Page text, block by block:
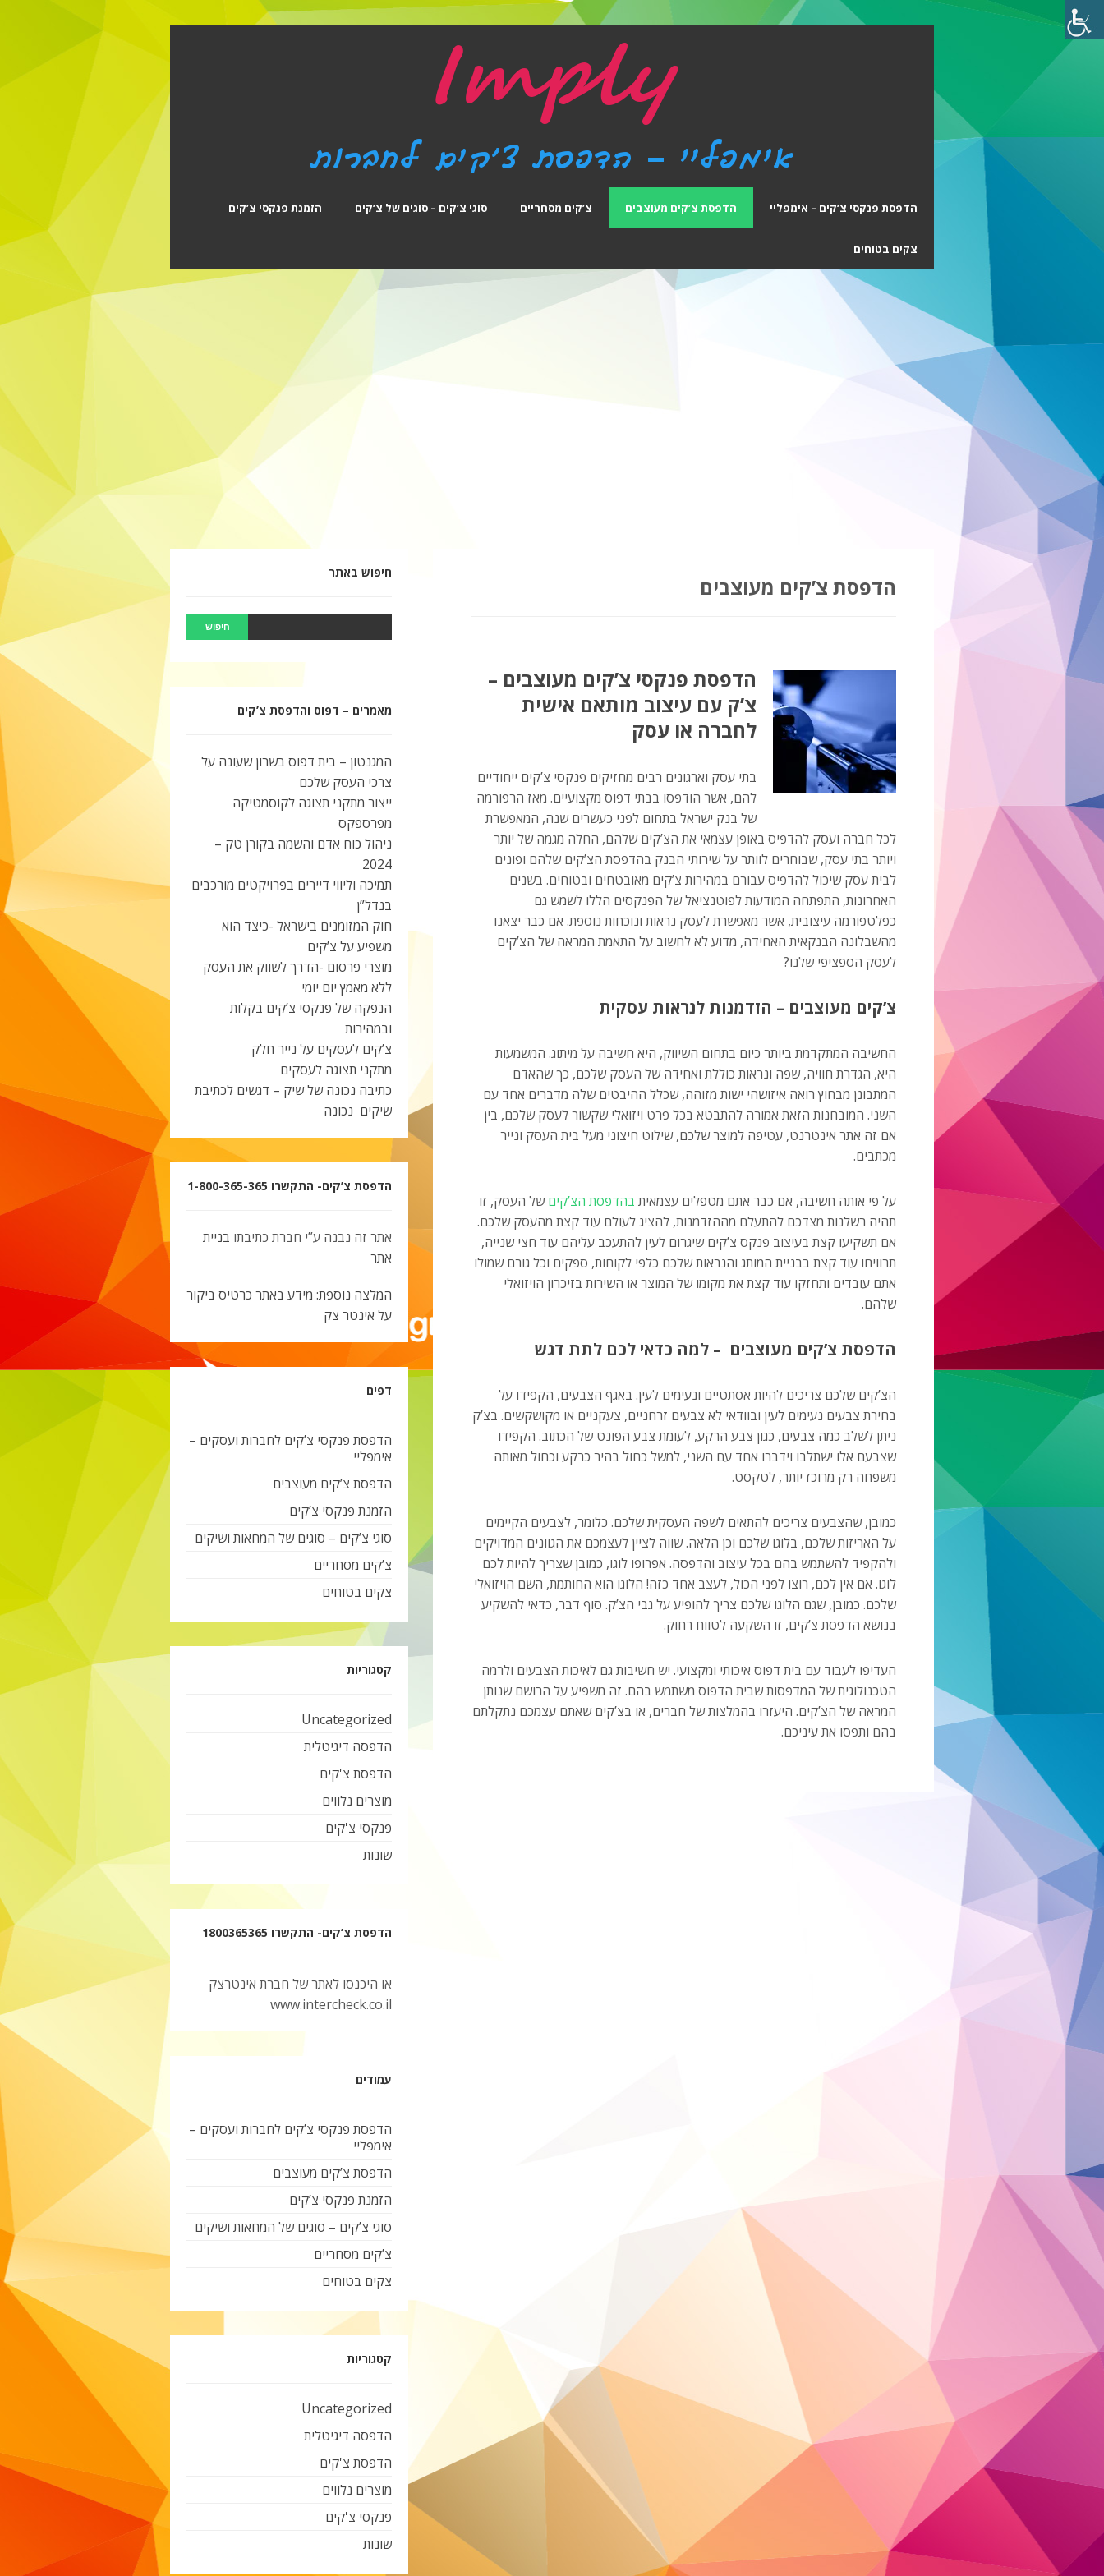
הדפסת פנקסי צ’קים – אימפליי הדפסת צ’קים מעוצבים צ’קים מסחריים סוגי צ’קים – סוגים של צ’קים הזמנת פנקסי צ’קים
צקים בטוחים
הדפסת צ’קים מעוצבים
הדפסת פנקסי צ’קים מעוצבים –
צ’ק עם עיצוב מותאם אישית
לחברה או עסק
בתי עסק וארגונים רבים מחזיקים פנקסי צ’קים ייחודיים
להם, אשר הודפסו בבתי דפוס מקצועיים. מאז הרפורמה
של בנק ישראל בתחום לפני כעשרים שנה, המאפשרת
לכל חברה ועסק להדפיס באופן עצמאי את הצ’קים שלהם, החלה מגמה של יותר
ויותר בתי עסק, שבוחרים לוותר על שירותי הבנק בהדפסת הצ’קים שלהם ופונים
לבית עסק שיכול להדפיס עבורם במהירות צ’קים מאובטחים ובטוחים. בשנים
האחרונות, התפתחה המודעות לפוטנציאל של הפנקסים הללו לשמש גם
כפלטפורמה עיצובית, אשר מאפשרת לעסק נראות ונוכחות נוספת. אם כבר יצאנו
מהשבלונה הבנקאית האחידה, מדוע לא לחשוב על התאמת המראה של הצ’קים
לעסק הספציפי שלנו?
צ’קים מעוצבים – הזדמנות לנראות עסקית
החשיבה המתקדמת ביותר כיום בתחום השיווק, היא חשיבה על מיתוג. המשמעות
היא, הגדרת חוויה, שפה ונראות כוללת ואחידה של העסק שלכם, כך שהאדם
המתבונן מבחוץ רואה איזושהי ישות מזוהה, שכלל ההיבטים שלה מדברים אחד עם
השני. המובחנות הזאת אמורה להתבטא בכל פרט ויזואלי שקשור לעסק שלכם, בין
אם זה אתר אינטרנט, עטיפה למוצר שלכם, שילוט חיצוני מעל בית העסק ונייר
מכתבים.
על פי אותה חשיבה, אם כבר אתם מטפלים עצמאית בהדפסת הצ’קים של העסק, זו
תהיה רשלנות מצדכם להתעלם מההזדמנות, להציג לעולם עוד קצת מהעסק שלכם.
אם תשקיעו קצת בעיצוב פנקס צ’קים שיגרום לעין להתעכב עליהם עוד חצי שנייה,
תרוויחו עוד קצת בבניית המותג והנראות שלכם כלפי לקוחות, ספקים וכל גורם שמולו
אתם עובדים ותחזקו עוד קצת את מקומו של המוצר או השירות בזיכרון הויזואלי
שלהם.
הדפסת צ’קים מעוצבים – למה כדאי לכם לתת דגש
הצ’קים שלכם צריכים להיות אסתטיים ונעימים לעין. באגף הצבעים, הקפידו על
בחירת צבעים נעימים לעין ובוודאי לא צבעים זרחניים, צעקניים או מקושקשים. בצ’ק
ניתן לשלב כמה צבעים, כגון צבע הרקע, לעומת צבע הפונט של הכתוב. הקפידו
שצבעם אלו ישתלבו וידברו אחד עם השני, למשל כחול בהיר כרקע וכחול מאותה
משפחה רק מרוכז יותר, לטקסט.
כמובן, שהצבעים צריכים להתאים לשפה העסקית שלכם. כלומר, לצבעים הקיימים
על האריזות שלכם, בלוגו שלכם וכן הלאה. שווה לציין לעצמכם את הגוונים המדויקים
ולהקפיד להשתמש בהם בכל עיצוב והדפסה. אפרופו לוגו, כמובן שצריך להיות לכם
לוגו. אם אין לכם, רוצו לפני הכול, לעצב אחד כזה! הלוגו הוא החותמת, השם הויזואלי
שלכם. כמובן, שגם הלוגו שלכם צריך להופיע על גבי הצ’ק. סוף דבר, כדאי להשקיע
בנושא הדפסת צ’קים, זו השקעה לטווח רחוק.
העדיפו לעבוד עם בית דפוס איכותי ומקצועי. יש חשיבות גם לאיכות הצבעים ולרמה
הטכנולוגית של המדפסות שבית הדפוס משתמש בהם. זה משפיע על הרושם שנותן
המראה של הצ’קים. היעזרו בהמלצות של חברים, או בצ’קים שאתם עצמכם נתקלתם
בהם ותפסו את עיניכם.
חיפוש באתר
מאמרים – דפוס והדפסת צ’קים
המגנטון – בית דפוס בשרון שעונה על
צרכי העסק שלכם
ייצור מתקני תצוגה לקוסמטיקה
מפרספקס
ניהול כוח אדם והשמה בקורן טק –
2024
תמיכה וליווי דיירים בפרויקטים מורכבים
בנדל”ן
חוק המזומנים בישראל -כיצד הוא
משפיע על צ’קים
מוצרי פרסום -הדרך לשווק את העסק
ללא מאמץ יום יומי
הנפקה של פנקסי צ’קים בקלות
ובמהירות
צ’קים לעסקים על נייר חלק
מתקני תצוגה לעסקים
כתיבה נכונה של שיק – דגשים לכתיבת
שיקים נכונה
הדפסת צ’קים- התקשרו 1-800-365-365
אתר זה נבנה ע”י חברת כתיבתו בניית
אתר
המלצה נוספת: מידע באתר כרטיס ביקור
על אינטר צק
דפים
הדפסת פנקסי צ’קים לחברות ועסקים –
אימפליי
הדפסת צ’קים מעוצבים
הזמנת פנקסי צ’קים
סוגי צ’קים – סוגים של המחאות ושיקים
צ’קים מסחריים
צקים בטוחים
קטגוריות
Uncategorized
הדפסה דיגיטלית
הדפסת צ'קים
מוצרים נלווים
פנקסי צ'קים
שונות
הדפסת צ’קים- התקשרו 1800365365
או היכנסו לאתר של חברת אינטרצק
www.intercheck.co.il
עמודים
הדפסת פנקסי צ’קים לחברות ועסקים –
אימפליי
הדפסת צ’קים מעוצבים
הזמנת פנקסי צ’קים
סוגי צ’קים – סוגים של המחאות ושיקים
צ’קים מסחריים
צקים בטוחים
קטגוריות
Uncategorized
הדפסה דיגיטלית
הדפסת צ'קים
מוצרים נלווים
פנקסי צ'קים
שונות